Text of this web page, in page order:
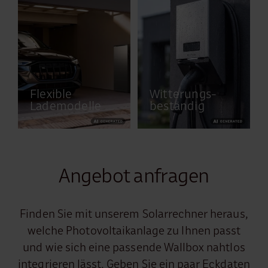
Flexible
Lademodelle
Witterungs­
beständig
Angebot anfragen
Finden Sie mit unserem Solarrechner heraus,
welche Photovoltaikanlage zu Ihnen passt
und wie sich eine passende Wallbox nahtlos
integrieren lässt. Geben Sie ein paar Eckdaten